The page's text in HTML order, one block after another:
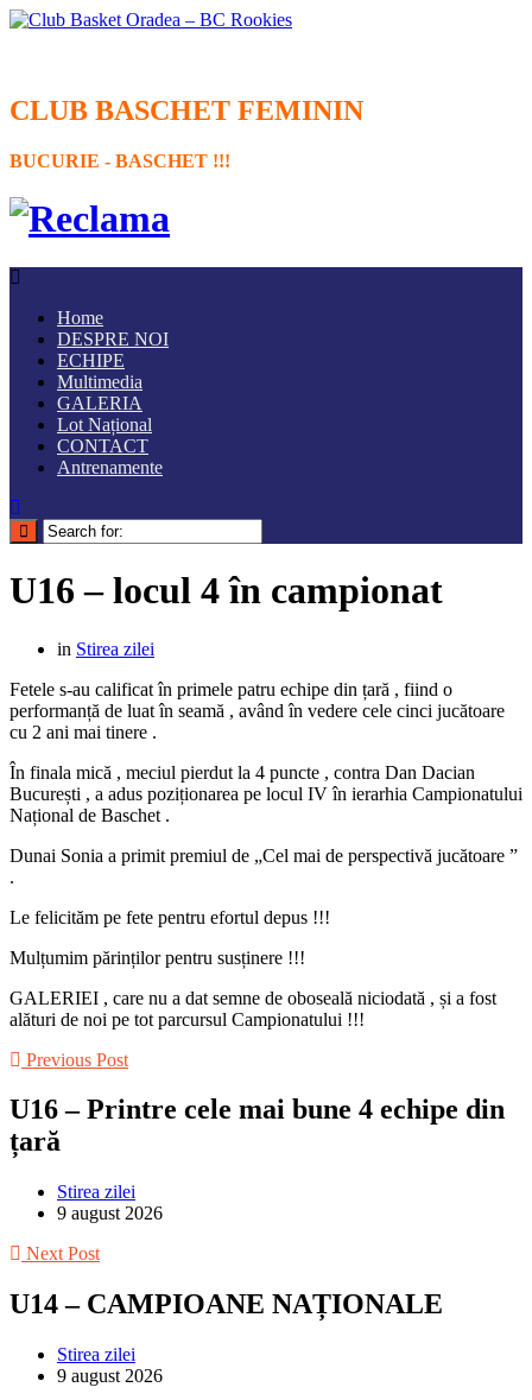
CLUB BASCHET FEMININ
BUCURIE - BASCHET !!!
Home
DESPRE NOI
ECHIPE
Multimedia
GALERIA
Lot Național
CONTACT
Antrenamente
U16 – locul 4 în campionat
in Stirea zilei
Fetele s-au calificat în primele patru echipe din țară , fiind o
performanță de luat în seamă , având în vedere cele cinci jucătoare
cu 2 ani mai tinere .
În finala mică , meciul pierdut la 4 puncte , contra Dan Dacian
București , a adus poziționarea pe locul IV în ierarhia Campionatului
Național de Baschet .
Dunai Sonia a primit premiul de „Cel mai de perspectivă jucătoare ”
.
Le felicităm pe fete pentru efortul depus !!!
Mulțumim părinților pentru susținere !!!
GALERIEI , care nu a dat semne de oboseală niciodată , și a fost
alături de noi pe tot parcursul Campionatului !!!
Previous Post
U16 – Printre cele mai bune 4 echipe din
țară
Stirea zilei
9 august 2026
Next Post
U14 – CAMPIOANE NAȚIONALE
Stirea zilei
9 august 2026